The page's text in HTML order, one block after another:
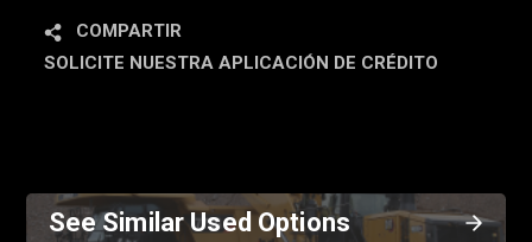
COMPARTIR
SOLICITE NUESTRA APLICACIÓN DE CRÉDITO
See Similar Used Options